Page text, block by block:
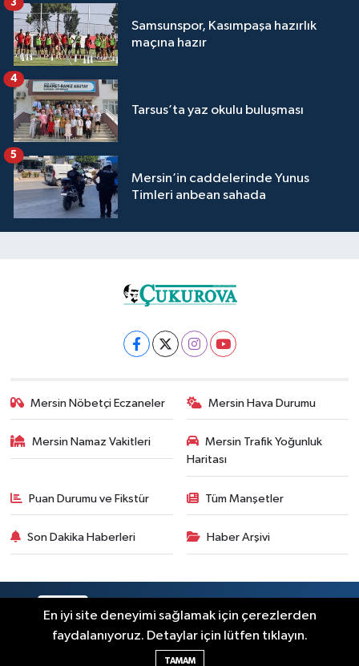
Samsunspor, Kasımpaşa hazırlık
maçına hazır
3
Tarsus’ta yaz okulu buluşması
4
Mersin’in caddelerinde Yunus
Timleri anbean sahada
5
Mersin Nöbetçi Eczaneler Mersin Hava Durumu
Mersin Namaz Vakitleri
Mersin Trafik Yoğunluk
Haritası
Puan Durumu ve Fikstür Tüm Manşetler
Son Dakika Haberleri Haber Arşivi
RSS Copyright © 2025. Her hakkı saklıdır.
Haber Yazılımı:
En iyi site deneyimi sağlamak için çerezlerden
faydalanıyoruz. Detaylar için lütfen tıklayın.
TAMAM